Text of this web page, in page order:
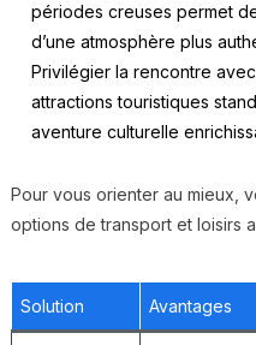
périodes creuses permet
d’une atmosphère plus
Privilégier la rencontre
attractions touristiques
aventure culturelle
Pour vous orienter au mieux,
options de transport et loisirs
Solution Avantages